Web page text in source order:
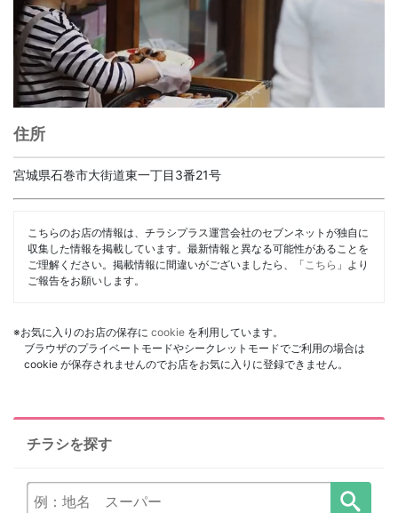
住所
宮城県石巻市大街道東一丁目3番21号
こちらのお店の情報は、チラシプラス運営会社のセブンネットが独自に
収集した情報を掲載しています。最新情報と異なる可能性があることを
ご理解ください。掲載情報に間違いがございましたら、「 こちら 」より
ご報告をお願いします。
※お気に入りのお店の保存に cookie を利用しています。
ブラウザのプライベートモードやシークレットモードでご利用の場合は
cookie が保存されませんのでお店をお気に入りに登録できません。
チラシを探す